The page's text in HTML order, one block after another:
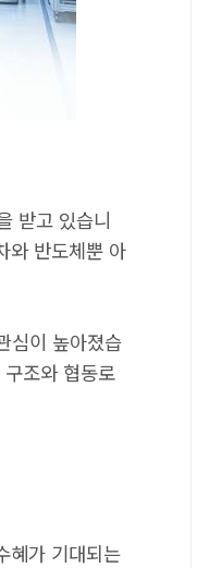
받고 있습니
와 반도체뿐 아
심이 높아졌습
조와 협동로
혜가 기대되는